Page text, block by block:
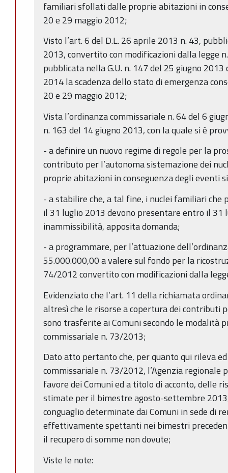
familiari sfollati dalle proprie abitazioni in
20 e 29 maggio 2012;
Visto l’art. 6 del D.L. 26 aprile 2013 n. 43,
2013, convertito con modificazioni dalla legge
pubblicata nella G.U. n. 147 del 25 giugno
2014 la scadenza dello stato di emergenza
20 e 29 maggio 2012;
Vista l’ordinanza commissariale n. 64 del 6
n. 163 del 14 giugno 2013, con la quale si è
- a definire un nuovo regime di regole per la
contributo per l’autonoma sistemazione dei
proprie abitazioni in conseguenza degli eventi
- a stabilire che, a tal fine, i nuclei familiari
il 31 luglio 2013 devono presentare entro il 31
inammissibilità, apposita domanda;
- a programmare, per l’attuazione
55.000.000,00 a valere sul fondo per la
74/2012 convertito con modificazioni dalla
Evidenziato che l’art. 11 della richiamata
altresì che le risorse a copertura dei contributi
sono trasferite ai Comuni secondo le modalità
commissariale n. 73/2013;
Dato atto pertanto che, per quanto qui rileva
commissariale n. 73/2012, l’Agenzia regionale
favore dei Comuni ed a titolo di acconto, delle
stimate per il bimestre agosto-settembre
conguaglio determinate dai Comuni in sede di
effettivamente spettanti nei bimestri
il recupero di somme non dovute;
Viste le note: